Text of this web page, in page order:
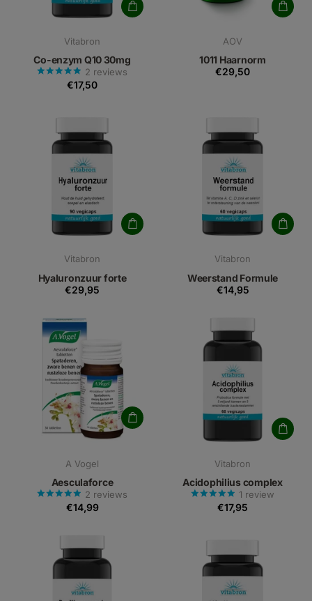
Vitabron
Co-enzym Q10 30mg
2 reviews
€17,50
AOV
1011 Haarnorm
€29,50
Vitabron
Hyaluronzuur forte
€29,95
Vitabron
Weerstand Formule
€14,95
A Vogel
Aesculaforce
2 reviews
€14,99
Vitabron
Acidophilius complex
1 review
€17,95